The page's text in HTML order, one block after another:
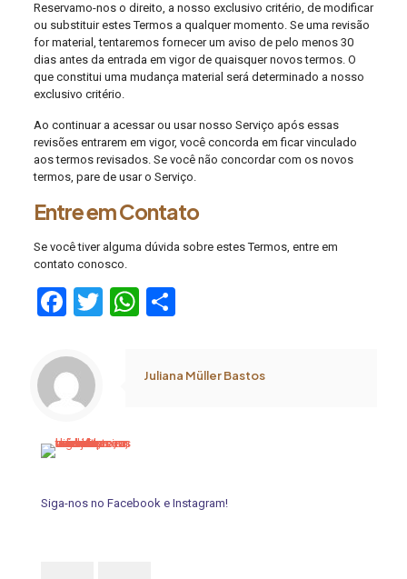
Reservamo-nos o direito, a nosso exclusivo critério, de modificar
ou substituir estes Termos a qualquer momento. Se uma revisão
for material, tentaremos fornecer um aviso de pelo menos 30
dias antes da entrada em vigor de quaisquer novos termos. O
que constitui uma mudança material será determinado a nosso
exclusivo critério.
Ao continuar a acessar ou usar nosso Serviço após essas
revisões entrarem em vigor, você concorda em ficar vinculado
aos termos revisados. Se você não concordar com os novos
termos, pare de usar o Serviço.
Entre em Contato
Se você tiver alguma dúvida sobre estes Termos, entre em
contato conosco.
Facebook
TwitterWhatsApp
Share
Juliana Müller Bastos
Siga-nos no Facebook e Instagram!